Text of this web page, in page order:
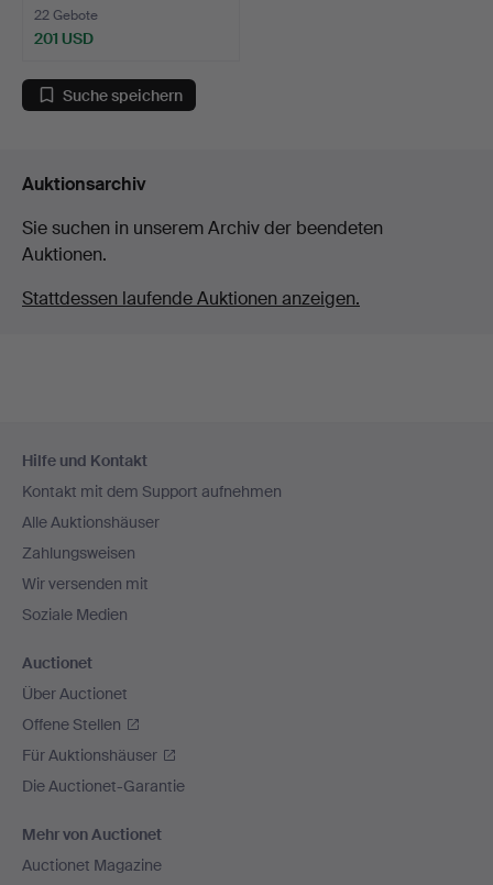
22 Gebote
201 USD
Suche speichern
Auktionsarchiv
Sie suchen in unserem Archiv der beendeten
Auktionen.
Stattdessen laufende Auktionen anzeigen.
Navigation
Hilfe und Kontakt
Kontakt mit dem Support aufnehmen
Alle Auktionshäuser
Zahlungsweisen
Wir versenden mit
Soziale Medien
Auctionet
Über Auctionet
Offene Stellen
Für Auktionshäuser
Die Auctionet-Garantie
Mehr von Auctionet
Auctionet Magazine